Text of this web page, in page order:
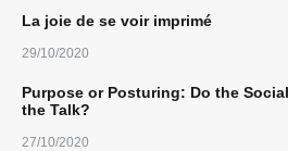
La joie de se voir imprimé
29/10/2020
Purpose or Posturing: Do the
the Talk?
27/10/2020